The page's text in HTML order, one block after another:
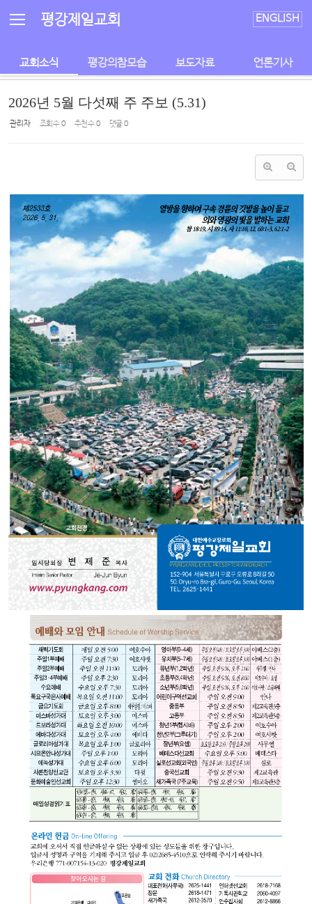
평강제일교회 ENGLISH
교회소식 평강의참모습 보도자료 언론기사
2026년 5월 다섯째 주 주보 (5.31)
관리자 조회 수0 추천 수0 댓글0